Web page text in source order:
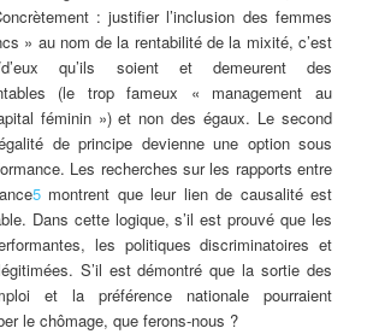
: justifier l’inclusion des femmes
» au nom de la rentabilité de la mixité, c’est
d’eux qu’ils soient et demeurent des
(le trop fameux « management au
féminin ») et non des égaux. Le second
de principe devienne une option sous
Les recherches sur les rapports entre
5montrent que leur lien de causalité est
Dans cette logique, s’il est prouvé que les
les politiques discriminatoires et
S’il est démontré que la sortie des
et la préférence nationale pourraient
le chômage, que ferons-nous ?